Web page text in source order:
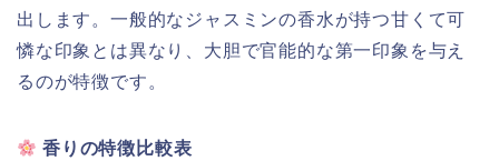
出します。一般的なジャスミンの香水が持つ甘くて可
憐な印象とは異なり、大胆で官能的な第一印象を与え
るのが特徴です。
香りの特徴比較表